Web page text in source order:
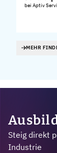
bei Aptiv
MEHR
Steig direkt
Industrie